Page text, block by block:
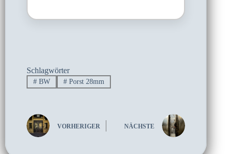
Schlagwörter
#BW #Porst 28mm
VORHERIGER NÄCHSTE